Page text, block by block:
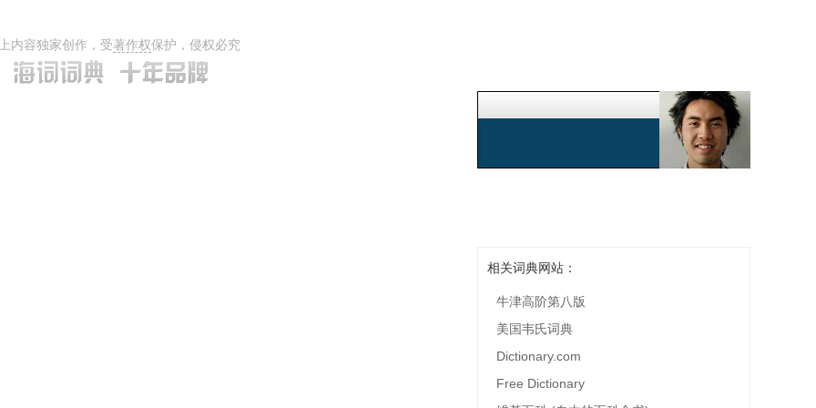
内容独家创作，受著作权保护，侵权必究
相关词典网站：
牛津高阶第八版
美国韦氏词典
Dictionary.com
Free Dictionary